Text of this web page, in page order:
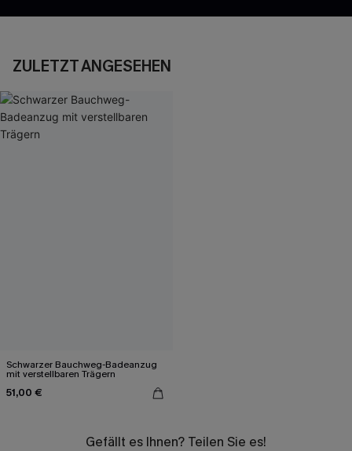
ZULETZT ANGESEHEN
Schwarzer Bauchweg-Badeanzug
mit verstellbaren Trägern
51,00 €
Gefällt es Ihnen? Teilen Sie es!